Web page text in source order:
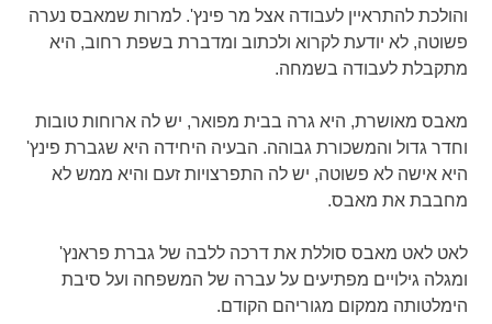
והולכת להתראיין לעבודה אצל מר פינץ'. למרות שמאבס נערה
פשוטה, לא יודעת לקרוא ולכתוב ומדברת בשפת רחוב, היא
מתקבלת לעבודה בשמחה.
מאבס מאושרת, היא גרה בבית מפואר, יש לה ארוחות טובות
וחדר גדול והמשכורת גבוהה. הבעיה היחידה היא שגברת פינץ'
היא אישה לא פשוטה, יש לה התפרצויות זעם והיא ממש לא
מחבבת את מאבס.
לאט לאט מאבס סוללת את דרכה ללבה של גברת פראנץ'
ומגלה גילויים מפתיעים על עברה של המשפחה ועל סיבת
הימלטותה ממקום מגוריהם הקודם.